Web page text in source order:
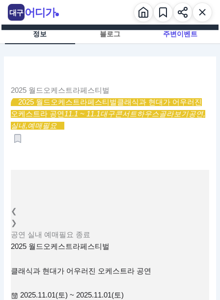
츠
정보 블로그 주변이벤트
2025 월드오케스트라페스티벌
2025 월드오케스트라페스티벌클래식과 현대가 어우러진
오케스트라 공연11.1 ~ 11.1대구콘서트하우스골라보기공연,
실내,예매필요
❮
❯
공연 실내 예매필요 종료
2025 월드오케스트라페스티벌
클래식과 현대가 어우러진 오케스트라 공연
2025.11.01(토) ~ 2025.11.01(토)
대구 어디가